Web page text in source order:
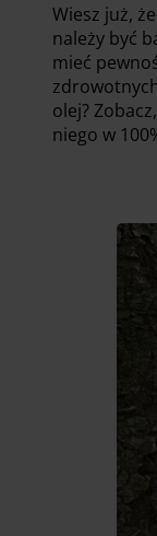
Wiesz już,
należy być
mieć
olej?
niego w